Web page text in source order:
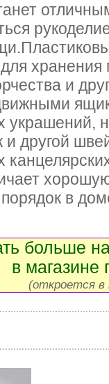
и
украшений,
и другой
в
больше
в магазине
(откроется в